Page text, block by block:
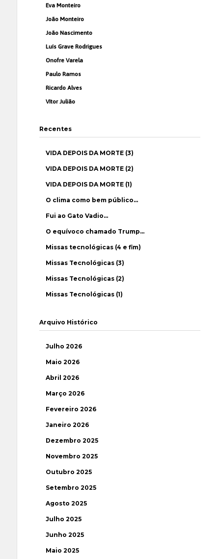
Eva Monteiro
João Monteiro
João Nascimento
Luís Grave Rodrigues
Onofre Varela
Paulo Ramos
Ricardo Alves
Vítor Julião
Recentes
VIDA DEPOIS DA MORTE (3)
VIDA DEPOIS DA MORTE (2)
VIDA DEPOIS DA MORTE (1)
O clima como bem público…
Fui ao Gato Vadio…
O equívoco chamado Trump…
Missas tecnológicas (4 e fim)
Missas Tecnológicas (3)
Missas Tecnológicas (2)
Missas Tecnológicas (1)
Arquivo Histórico
Julho 2026
Maio 2026
Abril 2026
Março 2026
Fevereiro 2026
Janeiro 2026
Dezembro 2025
Novembro 2025
Outubro 2025
Setembro 2025
Agosto 2025
Julho 2025
Junho 2025
Maio 2025